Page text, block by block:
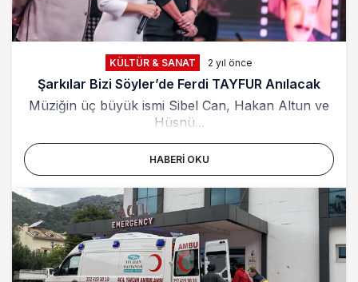
KÜLTÜR & SANAT 2 yıl önce
Şarkılar Bizi Söyler’de Ferdi TAYFUR Anılacak
Müziğin üç büyük ismi Sibel Can, Hakan Altun ve
Hüsnü...
HABERI OKU